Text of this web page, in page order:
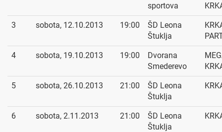
sportova
3 sobota, 12.10.2013 19:00
ŠD Leona
Štuklja
4 sobota, 19.10.2013 19:00
Dvorana
Smederevo
5 sobota, 26.10.2013 21:00
ŠD Leona
Štuklja
6 sobota, 2.11.2013 21:00
ŠD Leona
Štuklja